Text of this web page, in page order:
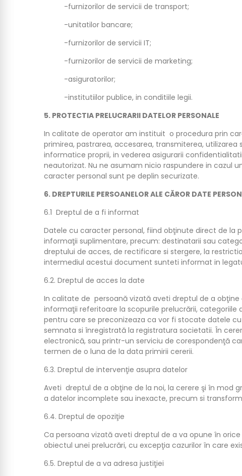
-furnizorilor de servicii de transport;
-unitatilor bancare;
-furnizorilor de servicii IT;
-furnizorilor de servicii de marketing;
-asiguratorilor;
-institutiilor publice, in conditiile legii.
5. PROTECTIA PRELUCRARII DATELOR PERSONALE
In calitate de operator am instituit o procedura prin
primirea, pastrarea, accesarea, transmiterea,
informatice proprii, in vederea asigurarii
neautorizat. Nu ne asumam nicio raspundere in cazul
caracter personal sunt pe deplin securizate.
6. DREPTURILE PERSOANELOR ALE CĂROR DATE
6.1 Dreptul de a fi informat
Datele cu caracter personal, fiind obţinute direct de la
informaţii suplimentare, precum: destinatarii sau
dreptului de acces, de rectificare si stergere, la
intermediul acestui document sunteti informat in
6.2. Dreptul de acces la date
In calitate de persoană vizată aveti dreptul de a
informaţii referitoare la scopurile prelucrării,
pentru care se preconizeaza ca vor fi stocate datele
semnata si înregistrată la registratura societatii. În
electronică, sau printr-un serviciu de corespondenţă
termen de o luna de la data primirii cererii.
6.3. Dreptul de intervenţie asupra datelor
Aveti dreptul de a obţine de la noi, la cerere şi în mod
a datelor incomplete sau inexacte, precum si
6.4. Dreptul de opoziţie
Ca persoana vizată aveti dreptul de a va opune în
obiectul unei prelucrări, cu excepţia cazurilor în care
6.5. Dreptul de a va adresa justiţiei